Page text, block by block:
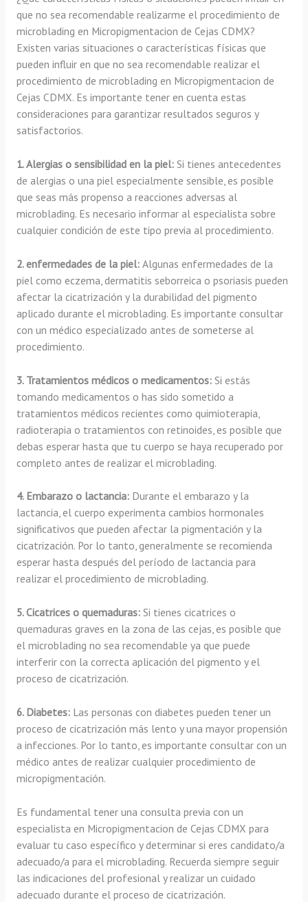
que no sea recomendable realizarme el procedimiento de
microblading en Micropigmentacion de Cejas CDMX?
Existen varias situaciones o características físicas que
pueden influir en que no sea recomendable realizar el
procedimiento de microblading en Micropigmentacion de
Cejas CDMX. Es importante tener en cuenta estas
consideraciones para garantizar resultados seguros y
satisfactorios.
1. Alergias o sensibilidad en la piel:Si tienes antecedentes
de alergias o una piel especialmente sensible, es posible
que seas más propenso a reacciones adversas al
microblading. Es necesario informar al especialista sobre
cualquier condición de este tipo previa al procedimiento.
2. enfermedades de la piel:Algunas enfermedades de la
piel como eczema, dermatitis seborreica o psoriasis pueden
afectar la cicatrización y la durabilidad del pigmento
aplicado durante el microblading. Es importante consultar
con un médico especializado antes de someterse al
procedimiento.
3. Tratamientos médicos o medicamentos:Si estás
tomando medicamentos o has sido sometido a
tratamientos médicos recientes como quimioterapia,
radioterapia o tratamientos con retinoides, es posible que
debas esperar hasta que tu cuerpo se haya recuperado por
completo antes de realizar el microblading.
4. Embarazo o lactancia:Durante el embarazo y la
lactancia, el cuerpo experimenta cambios hormonales
significativos que pueden afectar la pigmentación y la
cicatrización. Por lo tanto, generalmente se recomienda
esperar hasta después del período de lactancia para
realizar el procedimiento de microblading.
5. Cicatrices o quemaduras:Si tienes cicatrices o
quemaduras graves en la zona de las cejas, es posible que
el microblading no sea recomendable ya que puede
interferir con la correcta aplicación del pigmento y el
proceso de cicatrización.
6. Diabetes:Las personas con diabetes pueden tener un
proceso de cicatrización más lento y una mayor propensión
a infecciones. Por lo tanto, es importante consultar con un
médico antes de realizar cualquier procedimiento de
micropigmentación.
Es fundamental tener una consulta previa con un
especialista en Micropigmentacion de Cejas CDMX para
evaluar tu caso específico y determinar si eres candidato/a
adecuado/a para el microblading. Recuerda siempre seguir
las indicaciones del profesional y realizar un cuidado
adecuado durante el proceso de cicatrización.